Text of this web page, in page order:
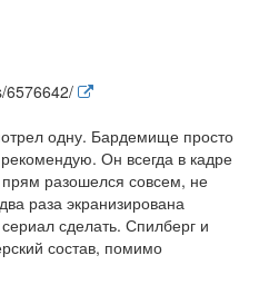
6576642/
одну. Бардемище просто
Он всегда в кадре
прям разошелся совсем, не
раза экранизирована
сделать. Спилберг и
состав, помимо